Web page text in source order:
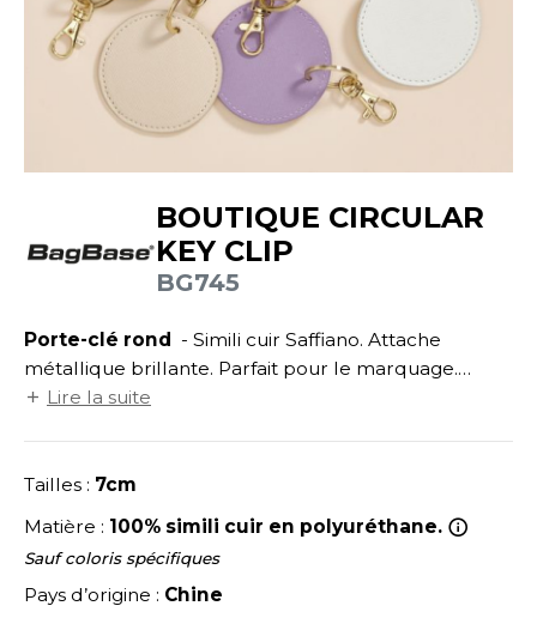
DE SERIE
VISIBILITE
IN EUROPE
LABEL / TEAR AWAY
YOUR BRAND
SI ON L'APPELAIT FRANCIS
BY PROMODORO
HALES
ROW
VERTS
DE LA MER
ECORESPONSABLE
FIN DE SÉRIE
BOUTIQUE CIRCULAR
KEY CLIP
BG745
Porte-clé rond
métallique brillante. Parfait pour le marquage.
Surface de marquage : 4,5x4cm.
Lire la suite
Tailles : 7cm
Matière : 100% simili cuir en polyuréthane.
Sauf coloris spécifiques
Pays d’origine : Chine